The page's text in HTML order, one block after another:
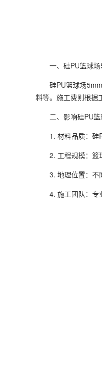
一、硅PU篮球场
硅PU篮球场5mm
料等。施工费则根据
二、影响硅PU篮
1. 材料品质：硅
2. 工程规模：篮球
3. 地理位置：不同
4. 施工团队：专业